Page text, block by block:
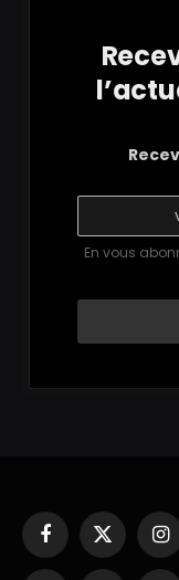
En vous
Facebook
X
(Twitter)